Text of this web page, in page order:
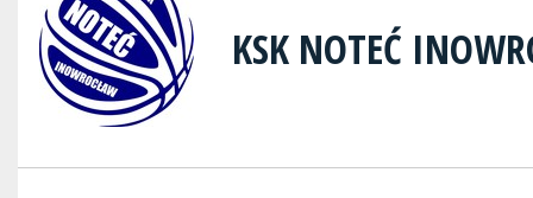
KSK NOTEĆ